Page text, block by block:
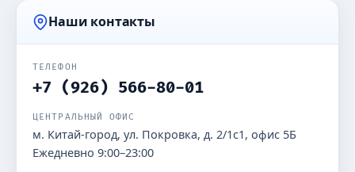
Наши контакты
ТЕЛЕФОН
+7 (926) 566-80-01
ЦЕНТРАЛЬНЫЙ ОФИС
м. Китай-город, ул. Покровка, д. 2/1с1, офис 5Б
Ежедневно 9:00–23:00